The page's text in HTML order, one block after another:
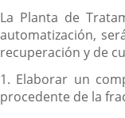
La Planta de
automatización,
recuperación y de
1. Elaborar un
procedente de la